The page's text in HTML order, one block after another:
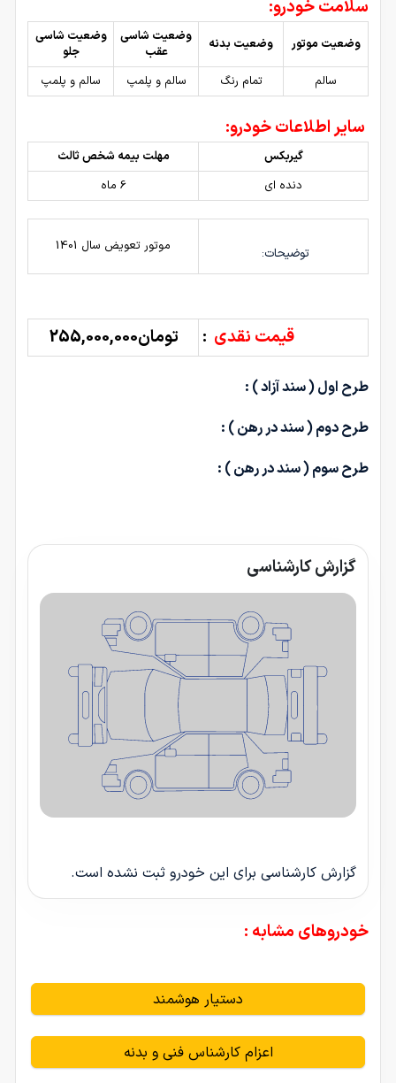
سلامت خودرو:
وضعیت موتور وضعیت بدنه
وضعیت شاسی
عقب
وضعیت شاسی
جلو
سالم
تمام رنگ سالم و پلمپ سالم و پلمپ
سایر اطلاعات خودرو:
گیربکس
مهلت بیمه شخص ثالث
دنده ای
6 ماه
توضیحات: موتور تعویض سال 1401
قیمت نقدی : تومان255,000,000
طرح اول ( سند آزاد ) :
طرح دوم ( سند در رهن ) :
طرح سوم ( سند در رهن ) :
گزارش کارشناسی
گزارش کارشناسی برای این خودرو ثبت نشده است.
خودروهای مشابه :
دستیار هوشمند
اعزام کارشناس فنی و بدنه